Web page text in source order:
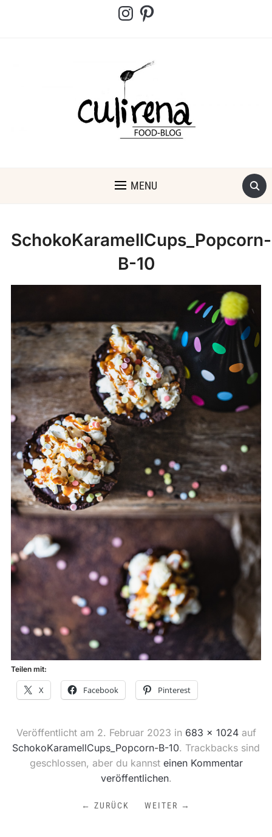
InstagramPinterest
MENU
SchokoKaramellCups_Popcorn-
B-10
Teilen mit:
X Facebook Pinterest
Veröffentlicht am 2. Februar 2023 in 683 × 1024auf
SchokoKaramellCups_Popcorn-B-10. Trackbacks sind
geschlossen, aber du kannst einen Kommentar
veröffentlichen.
← ZURÜCK WEITER →